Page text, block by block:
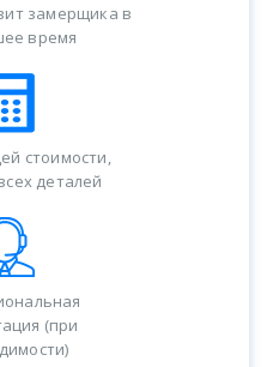
замерщика в
время
стоимости,
деталей
(при